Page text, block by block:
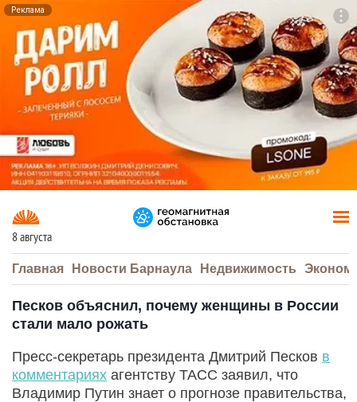
Реклама
8 августа
Главная Новости Барнаула Недвижимость
Песков объяснил, почему женщины в России
стали мало рожать
Пресс-секретарь президента Дмитрий Песков в
комментариях агентству ТАСС заявил, что
Владимир Путин знает о прогнозе правительства,